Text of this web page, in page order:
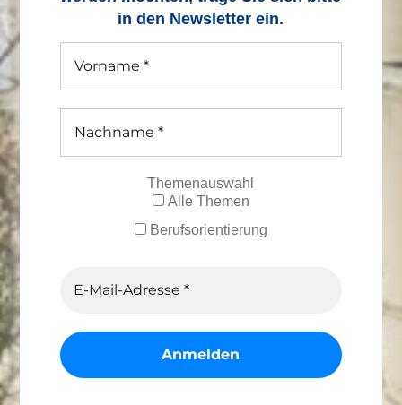
in den Newsletter ein.
Themenauswahl
Alle Themen
Berufsorientierung